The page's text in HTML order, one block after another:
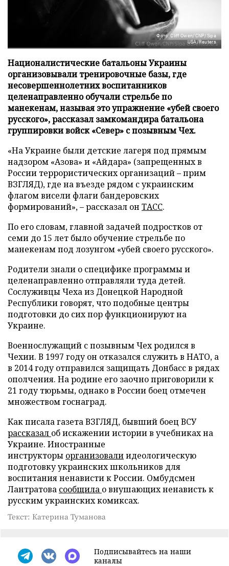
Фото: Cliff Owen/CNP/Sipa
USA/Reuters
Националистические батальоны Украины
организовывали тренировочные базы, где
несовершеннолетних воспитанников
целенаправленно обучали стрельбе по
манекенам, называя это упражнение «убей своего
русского», рассказал замкомандира батальона
группировки войск «Север» с позывным Чех.
«На Украине были детские лагеря под прямым
надзором «Азова» и «Айдара» (запрещенных в
России террористических организаций – прим
ВЗГЛЯД), где на въезде рядом с украинским
флагом висели флаги бандеровских
формирований», – рассказал он ТАСС.
По его словам, главной задачей подростков от
семи до 15 лет было обучение стрельбе по
манекенам под лозунгом «убей своего русского».
Родители знали о специфике программы и
целенаправленно отправляли туда детей.
Сослуживцы Чеха из Донецкой Народной
Республики говорят, что подобные центры
подготовки до сих пор функционируют на
Украине.
Военнослужащий с позывным Чех родился в
Чехии. В 1997 году он отказался служить в НАТО, а
в 2014 году отправился защищать Донбасс в рядах
ополчения. На родине его заочно приговорили к
21 году тюрьмы, однако в России боец отмечен
множеством госнаград.
Как писала газета ВЗГЛЯД, бывший боец ВСУ
рассказал об искажении истории в учебниках на
Украине. Иностранные
инструкторы организовалиидеологическую
подготовку украинских школьников для
воспитания ненависти к России. Омбудсмен
Лантратова сообщила о внушающих ненависть к
русским украинских комиксах.
Текст: Катерина Туманова
Подписывайтесь на наши
каналы